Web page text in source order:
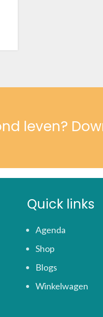
leven?
Quick links
Agenda
Shop
Blogs
Winkelwagen